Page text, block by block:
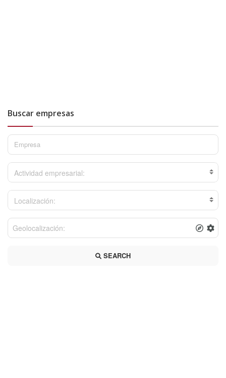
Buscar empresas
Actividad empresarial:
Localización:
SEARCH